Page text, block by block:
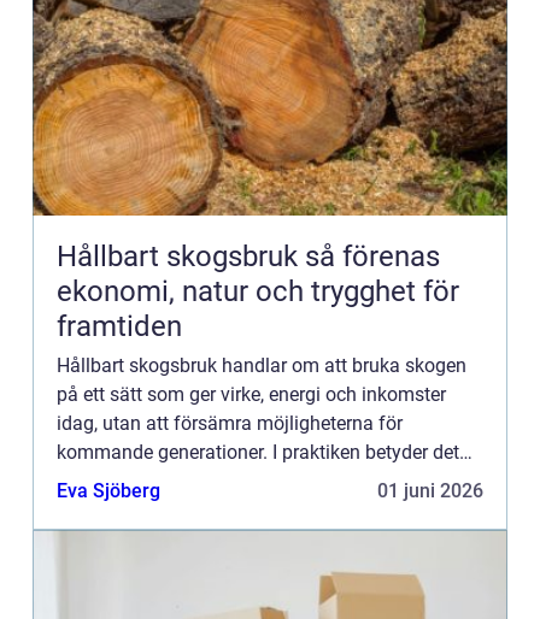
Hållbart skogsbruk så förenas
ekonomi, natur och trygghet för
framtiden
Hållbart skogsbruk handlar om att bruka skogen
på ett sätt som ger virke, energi och inkomster
idag, utan att försämra möjligheterna för
kommande generationer. I praktiken betyder det
att skogsägaren väger samman naturvärden,
Eva Sjöberg 01 juni 2026